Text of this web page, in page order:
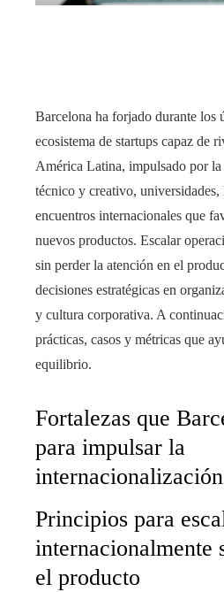
Barcelona ha forjado durante los
ecosistema de startups capaz de
América Latina, impulsado por la
técnico y creativo,
encuentros internacionales que
nuevos productos. Escalar
sin perder la atención en el
decisiones estratégicas en
y cultura corporativa. A
prácticas, casos y métricas que
equilibrio.
Fortalezas que
para impulsar la
internacionalización
Principios para
internacionalmente
el producto